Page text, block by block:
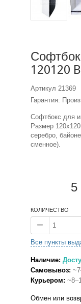
120120
Артикул 21369
Гарантия:
Софтбокс для
Размер
серебро,
сменное).
5
КОЛИЧЕСТВО
Все пункты
Наличие:
Самовывоз:
Курьером:
Обмен или